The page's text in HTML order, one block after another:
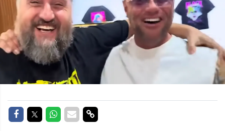
Delen op Facebook
Delen op Twitter
Delen op Whatsapp
Delen via Mail
Delen via link